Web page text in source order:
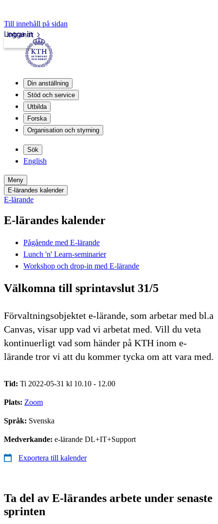
Till innehåll på sidan
Intranät
Logga in
Din anställning
Stöd och service
Utbilda
Forska
Organisation och styrning
Sök
English
Meny
E-lärandes kalender
E-lärande
E-lärandes kalender
Pågående med E-lärande
Lunch 'n' Learn-seminarier
Workshop och drop-in med E-lärande
Välkomna till sprintavslut 31/5
Förvaltningsobjektet e-lärande, som arbetar med bl.a
Canvas, visar upp vad vi arbetat med. Vill du veta
kontinuerligt vad som händer på KTH inom e-
lärande tror vi att du kommer tycka om att vara med.
Tid: Ti 2022-05-31 kl 10.10 - 12.00
Plats: Zoom
Språk: Svenska
Medverkande: e-lärande DL+IT+Support
Exportera till kalender
Ta del av E-lärandes arbete under senaste
sprinten